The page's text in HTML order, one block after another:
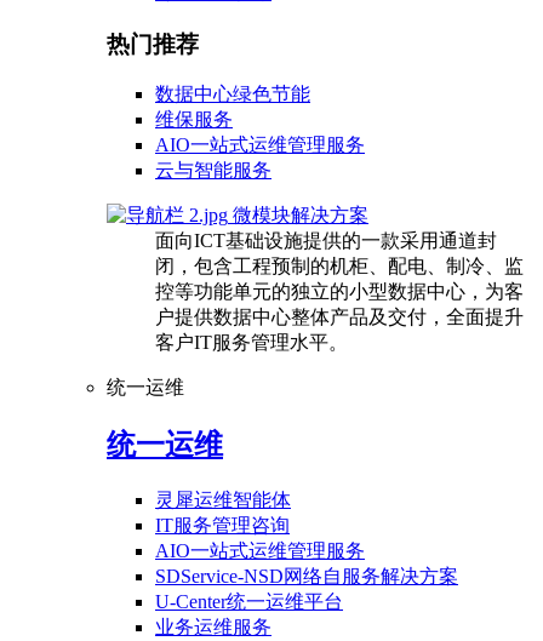
热门推荐
数据中心绿色节能
维保服务
AIO一站式运维管理服务
云与智能服务
微模块解决方案
面向ICT基础设施提供的一款采用通道封
闭，包含工程预制的机柜、配电、制冷、监
控等功能单元的独立的小型数据中心，为客
户提供数据中心整体产品及交付，全面提升
客户IT服务管理水平。
统一运维
统一运维
灵犀运维智能体
IT服务管理咨询
AIO一站式运维管理服务
SDService-NSD网络自服务解决方案
U-Center统一运维平台
业务运维服务